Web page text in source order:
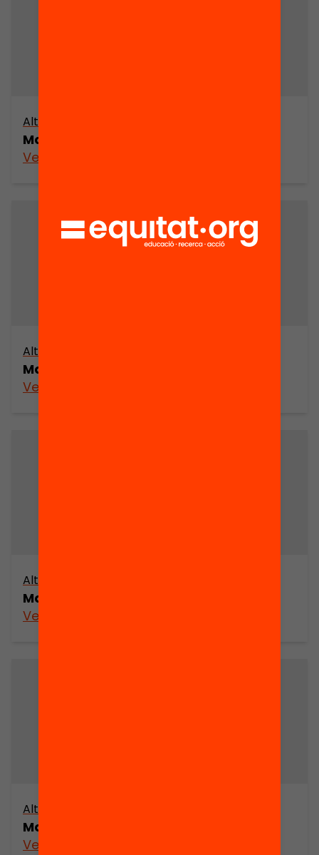
Altres arxius
Mapa cultural de Sabadell (part 4)
Veure’n més
Altres arxius
Mapa cultural de Sabadell (part 3)
Veure’n més
Altres arxius
Mapa cultural de Sabadell (part 2)
Veure’n més
Altres arxius
Mapa cultural de Sabadell (part 1)
Veure’n més